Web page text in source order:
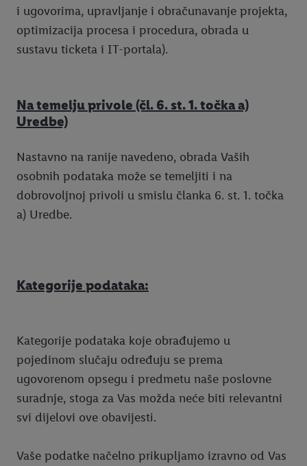
i ugovorima, upravljanje i obračunavanje projekta,
optimizacija procesa i procedura, obrada u
sustavu ticketa i IT-portala).
Na temelju privole (čl. 6. st. 1. točka a)
Uredbe)
Nastavno na ranije navedeno, obrada Vaših
osobnih podataka može se temeljiti i na
dobrovoljnoj privoli u smislu članka 6. st. 1. točka
a) Uredbe.
Kategorije podataka:
Kategorije podataka koje obrađujemo u
pojedinom slučaju određuju se prema
ugovorenom opsegu i predmetu naše poslovne
suradnje, stoga za Vas možda neće biti relevantni
svi dijelovi ove obavijesti.
Vaše podatke načelno prikupljamo izravno od Vas